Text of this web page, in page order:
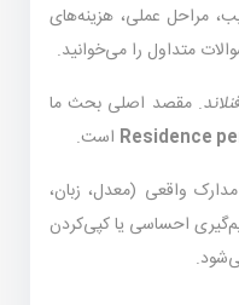
مزایا و معایب، مراحل عملی، هزینه‌های
متداول را می‌خوانید.
. مقصد اصلی بحث ما
Residence است.
واقعی (معدل، زبان،
احساسی یا کپی‌کردن